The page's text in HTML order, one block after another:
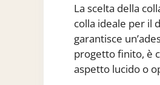
La scelta della
colla ideale per il
garantisce
progetto finito, è
aspetto lucido o